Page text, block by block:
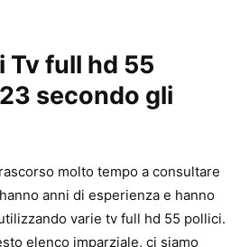
Tv full hd 55
secondo gli
molto tempo a consultare
anni di esperienza e hanno
varie tv full hd 55 pollici.
elenco imparziale, ci siamo